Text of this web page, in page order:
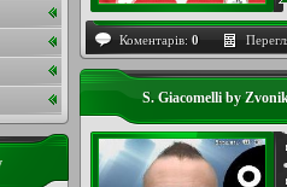
Коментарів: 0
S. Giacomelli by